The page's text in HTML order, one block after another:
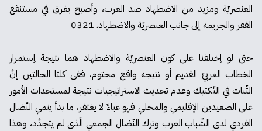
العنصريّة ومزيد من الاضطهاد ضد العرب، وأصبح يغرق في مستنقع
الفقر والجريمة إلى جانب العنصريّة والاضطهاد. 0321
حتى لو اِختلفنا على كون العنصريّة والاضطهاد هما نتيجة اِستمرار
الخطاب العربيّ القديم أو نتيجة واقع محتوم، ففي كلتا الحالتين إنَّ
الثّبات في التّكتيك وعدم تحديث الاستراتيجيات نتيجة لمستجدات الأمور
على الصعيدين الإقليمي والمحلي فهو غباءٌ لا يغتفر، ما بدأ ينمي النّضال
الفردي لدى الشّباب العرب وترك النّضال الجمعي الّذي لم يتجدَّد، وهذا